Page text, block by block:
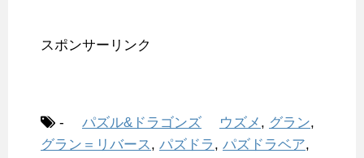
スポンサーリンク
- パズル&ドラゴンズ ウズメ , グラン,
グラン＝リバース, パズドラ , パズドラベア,